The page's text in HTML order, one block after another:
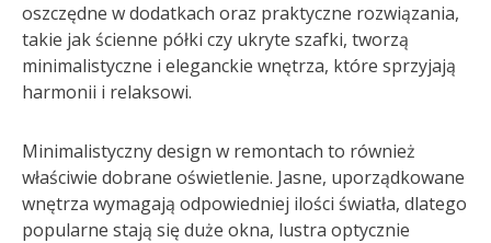
oszczędne w dodatkach oraz praktyczne rozwiązania,
takie jak ścienne półki czy ukryte szafki, tworzą
minimalistyczne i eleganckie wnętrza, które sprzyjają
harmonii i relaksowi.
Minimalistyczny design w remontach to również
właściwie dobrane oświetlenie. Jasne, uporządkowane
wnętrza wymagają odpowiedniej ilości światła, dlatego
popularne stają się duże okna, lustra optycznie